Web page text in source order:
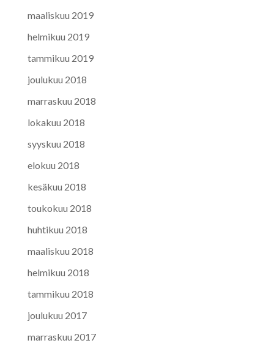
maaliskuu 2019
helmikuu 2019
tammikuu 2019
joulukuu 2018
marraskuu 2018
lokakuu 2018
syyskuu 2018
elokuu 2018
kesäkuu 2018
toukokuu 2018
huhtikuu 2018
maaliskuu 2018
helmikuu 2018
tammikuu 2018
joulukuu 2017
marraskuu 2017